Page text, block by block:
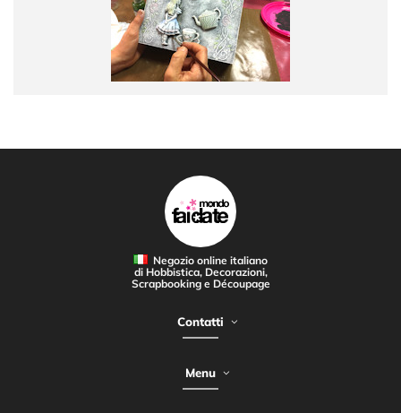
Negozio online italiano
di Hobbistica, Decorazioni,
Scrapbooking e Découpage
Contatti
Menu